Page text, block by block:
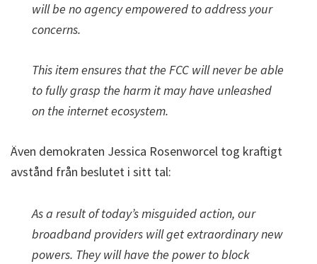
will be no agency empowered to address your
concerns.
This item ensures that the FCC will never be able
to fully grasp the harm it may have unleashed
on the internet ecosystem.
Även demokraten Jessica Rosenworcel tog kraftigt
avstånd från beslutet i sitt tal:
As a result of today’s misguided action, our
broadband providers will get extraordinary new
powers. They will have the power to block